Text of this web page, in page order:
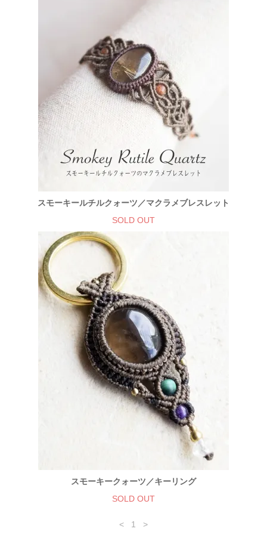
スモーキールチルクォーツ／マクラメブレスレット
SOLD OUT
スモーキークォーツ／キーリング
SOLD OUT
< 1 >